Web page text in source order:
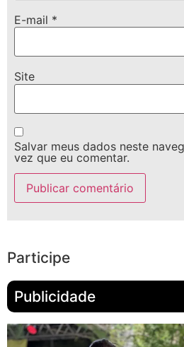
E-mail *
Site
Salvar meus dados neste
vez que eu comentar.
Participe
Publicidade